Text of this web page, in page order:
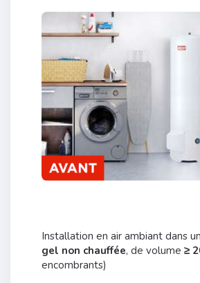
Installation en air ambiant dans
gel non chauffée, de volume ≥
encombrants)